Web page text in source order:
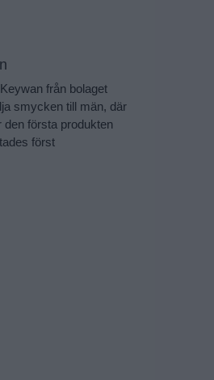
från bolaget
smycken till män, där
den första produkten
först